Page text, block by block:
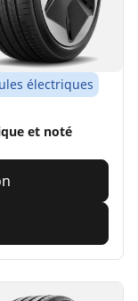
électriques
et noté